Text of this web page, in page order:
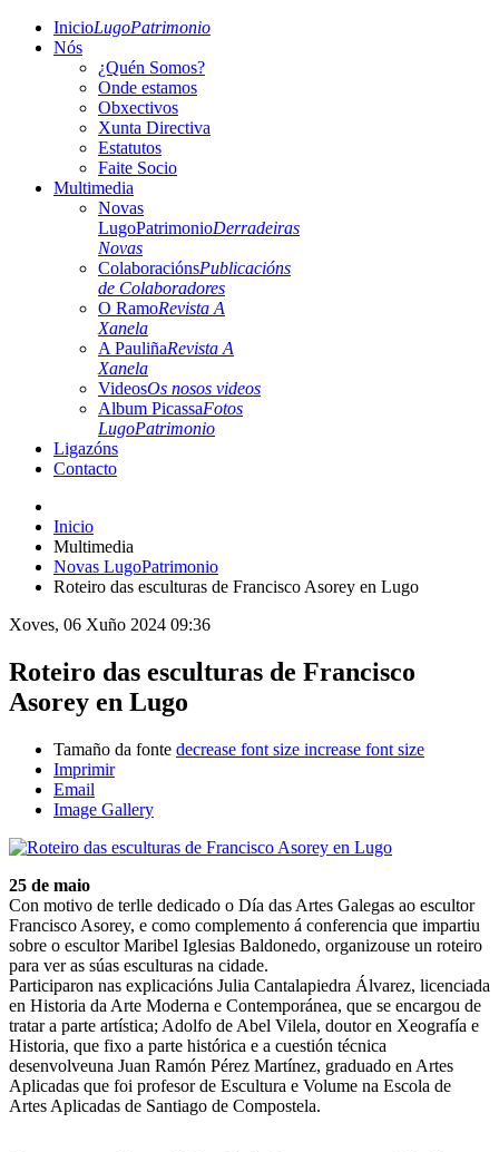
InicioLugoPatrimonio
Nós
¿Quén Somos?
Onde estamos
Obxectivos
Xunta Directiva
Estatutos
Faite Socio
Multimedia
Novas
LugoPatrimonioDerradeiras
Novas
ColaboraciónsPublicacións
de Colaboradores
O RamoRevista A
Xanela
A PauliñaRevista A
Xanela
VideosOs nosos videos
Album PicassaFotos
LugoPatrimonio
Ligazóns
Contacto
Inicio
Multimedia
Novas LugoPatrimonio
Roteiro das esculturas de Francisco Asorey en Lugo
Xoves, 06 Xuño 2024 09:36
Roteiro das esculturas de Francisco
Asorey en Lugo
Tamaño da fonte decrease font size increase font size
Imprimir
Email
Image Gallery
25 de maio
Con motivo de terlle dedicado o Día das Artes Galegas ao escultor
Francisco Asorey, e como complemento á conferencia que impartiu
sobre o escultor Maribel Iglesias Baldonedo, organizouse un roteiro
para ver as súas esculturas na cidade.
Participaron nas explicacións Julia Cantalapiedra Álvarez, licenciada
en Historia da Arte Moderna e Contemporánea, que se encargou de
tratar a parte artística; Adolfo de Abel Vilela, doutor en Xeografía e
Historia, que fixo a parte histórica e a cuestión técnica
desenvolveuna Juan Ramón Pérez Martínez, graduado en Artes
Aplicadas que foi profesor de Escultura e Volume na Escola de
Artes Aplicadas de Santiago de Compostela.